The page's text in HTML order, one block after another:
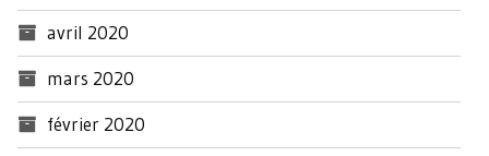
avril 2020
mars 2020
février 2020